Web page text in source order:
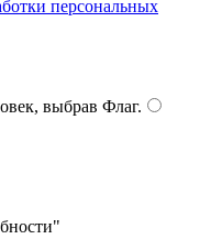
персональных
выбрав Флаг.